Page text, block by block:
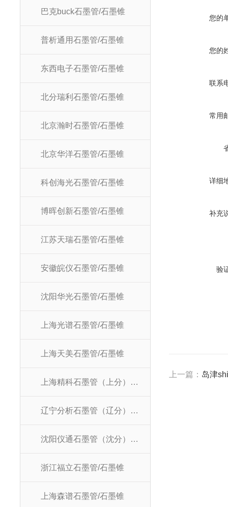
巴克buck石墨管/石墨锥
普析通用石墨管/石墨锥
东西电子石墨管/石墨锥
北分瑞利石墨管/石墨锥
北京瀚时石墨管/石墨锥
北京华洋石墨管/石墨锥
科创海光石墨管/石墨锥
博晖创新石墨管/石墨锥
江苏天瑞石墨管/石墨锥
安徽皖仪石墨管/石墨锥
沈阳华光石墨管/石墨锥
上海光谱石墨管/石墨锥
上海天美石墨管/石墨锥
上海精科石墨管（上分）/石墨锥
辽宁分析石墨管（辽分）/石墨锥
沈阳仪通石墨管（沈分）/石墨锥
浙江福立石墨管/石墨锥
上海森谱石墨管/石墨锥
您的
您的
联系
常用
详细
补充
验
上一篇： 岛津